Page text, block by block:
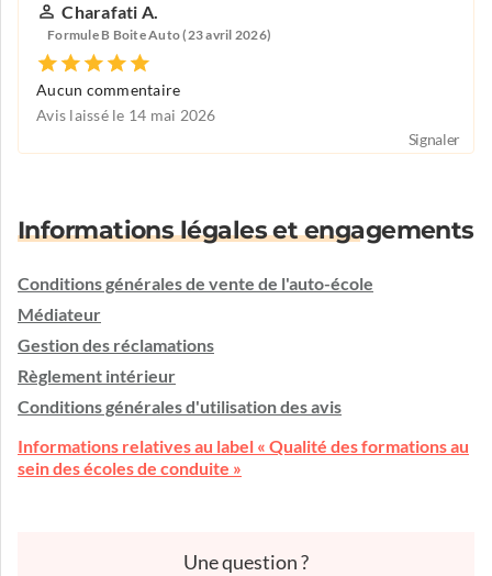
Charafati A.
Formule B Boite Auto (23 avril 2026)
Aucun commentaire
Avis laissé le 14 mai 2026
Signaler
Informations légales et engagements
Conditions générales de vente de l'auto-école
Médiateur
Gestion des réclamations
Règlement intérieur
Conditions générales d'utilisation des avis
Informations relatives au label « Qualité des formations au
sein des écoles de conduite »
Une question ?